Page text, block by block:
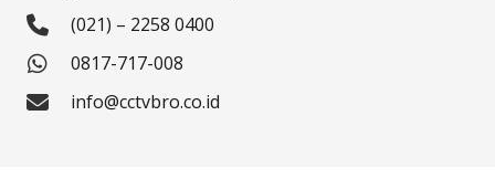
(021) – 2258 0400
0817-717-008
info@cctvbro.co.id